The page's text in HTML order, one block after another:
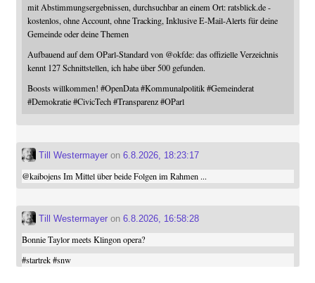
mit Abstimmungsergebnissen, durchsuchbar an einem Ort: ratsblick.de -
kostenlos, ohne Account, ohne Tracking, Inklusive E-Mail-Alerts für deine
Gemeinde oder deine Themen
Aufbauend auf dem OParl-Standard von @okfde: das offizielle Verzeichnis
kennt 127 Schnittstellen, ich habe über 500 gefunden.
Boosts willkommen! #OpenData #Kommunalpolitik #Gemeinderat
#Demokratie #CivicTech #Transparenz #OParl
Till Westermayeron 6.8.2026, 18:23:17
@kaibojensIm Mittel über beide Folgen im Rahmen ...
Till Westermayeron 6.8.2026, 16:58:28
Bonnie Taylor meets Klingon opera?
#startrek #snw